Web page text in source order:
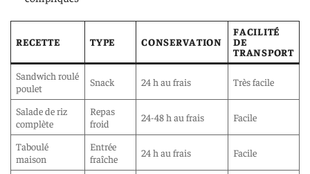
RECETTE TYPE CONSERVATION
FACILITÉ
DE
TRANSPORT
Sandwich roulé
poulet
Snack 24 h au frais Très facile
Salade de riz
complète
Repas
froid
24-48 h au frais Facile
Taboulé
maison
Entrée
fraîche
24 h au frais Facile